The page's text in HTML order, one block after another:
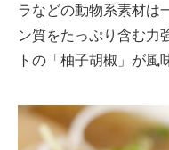
ラなどの動物系素材は
ン質をたっぷり含む力
トの「柚子胡椒」が風